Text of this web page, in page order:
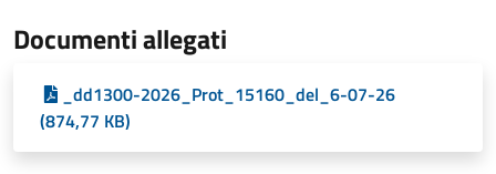
Documenti allegati
_dd1300-2026_Prot_15160_del_6-07-26
(874,77 KB)